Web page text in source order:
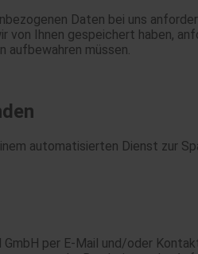
Daten bei uns
von Ihnen gespeichert haben,
müssen.
automatisierten Dienst zur
GmbH per E-Mail und/oder